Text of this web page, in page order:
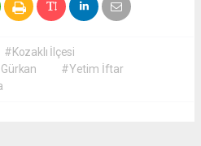
#Kozaklı İlçesi
#Yetim İftar